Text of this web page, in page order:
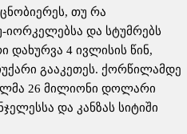
თუ რა
იორკელებსა და სტუმრებს
დახურვა 4 ივლისის წინ,
გააკეთეს. ქორწილამდე
26 მილიონი დოლარი
და კანზას სიტიში